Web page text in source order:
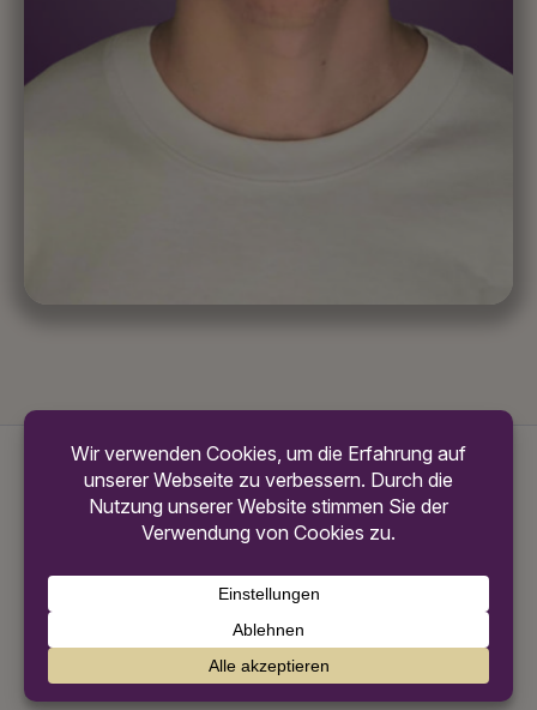
ÜBER ATTILA RETEI
eines Praktikums und entwickelte sich schnell zu einem
festen Bestandteil unseres Teams. Heute unterstützt er
die gesamte Unternehmensgruppe in den Bereichen
Social Media, Content-Produktion und digitale
Kommunikation.